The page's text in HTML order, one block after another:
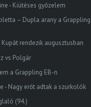
- Kiütéses győzelem
– Dupla arany a Grappling
Kupát rendezik augusztusban
vs Polgár
a Grappling EB-n
- Nagy erőt adtak a szurkolók
(94.)